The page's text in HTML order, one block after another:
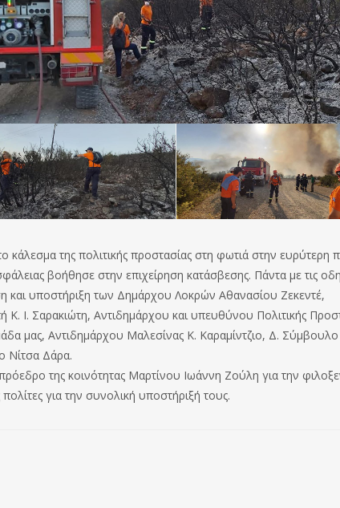
της πολιτικής προστασίας στη φωτιά στην ευρύτερη
βοήθησε στην επιχείρηση κατάσβεσης. Πάντα με τις
και υποστήριξη των Δημάρχου Λοκρών Αθανασίου Ζεκεντέ,
Κ. Ι. Σαρακιώτη, Αντιδημάρχου και υπευθύνου Πολιτικής
μας, Αντιδημάρχου Μαλεσίνας Κ. Καραμίντζιο, Δ. Σύμβουλο
Δάρα.
της κοινότητας Μαρτίνου Ιωάννη Ζούλη για την
για την συνολική υποστήριξή τους.